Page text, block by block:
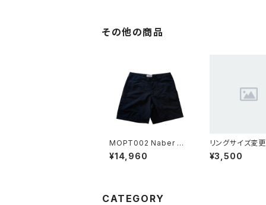
その他の商品
MOPT002 Naber Sh
ort Pants / ネーバ
ー
¥14,960
リングサイズ変
プ)
¥3,500
CATEGORY